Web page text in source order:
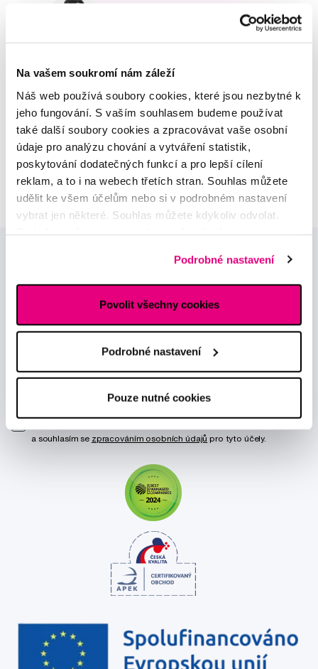
Na vašem soukromí nám záleží
Náš web používá soubory cookies, které jsou nezbytné k
jeho fungování. S vaším souhlasem budeme používat
také další soubory cookies a zpracovávat vaše osobní
údaje pro analýzu chování a vytváření statistik,
poskytování dodatečných funkcí a pro lepší cílení
reklam, a to i na webech třetích stran. Souhlas můžete
udělit ke všem účelům nebo si v podrobném nastavení
vybrat jen některé. Souhlas můžete kdykoliv odvolat.
Podrobné nastavení
Povolit všechny cookies
Podrobné nastavení
Pouze nutné cookies
Alena Růžičková
odborná konzultace dětského
MUDr. Alžběta Smetanová
atestovaná lékařka
Novinky a nabídky
Odebírat
a souhlasím se zpracováním osobních údajů pro tyto účely.